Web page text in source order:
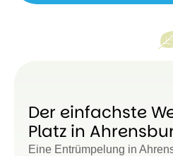
Der einfachste
Platz in
Eine Entrümpelung in